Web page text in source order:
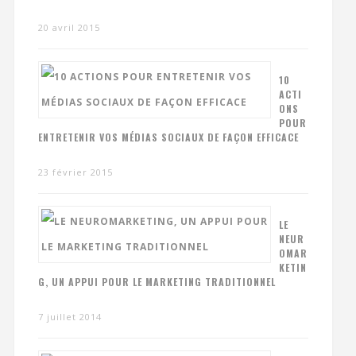
20 avril 2015
10
ACTI
ONS
POUR
ENTRETENIR VOS MÉDIAS SOCIAUX DE FAÇON EFFICACE
23 février 2015
LE
NEUR
OMAR
KETIN
G, UN APPUI POUR LE MARKETING TRADITIONNEL
7 juillet 2014